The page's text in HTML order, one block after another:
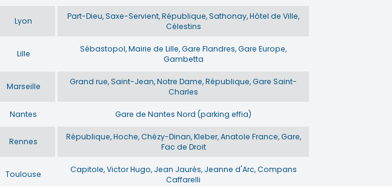
Lyon
Part-Dieu, Saxe-Servient, République, Sathonay, Hôtel de Ville,
Célestins
Lille
Sébastopol, Mairie de Lille, Gare Flandres, Gare Europe,
Gambetta
Marseille
Grand rue, Saint-Jean, Notre Dame, République, Gare Saint-
Charles
Nantes Gare de Nantes Nord (parking effia)
Rennes
République, Hoche, Chézy-Dinan, Kleber, Anatole France, Gare,
Fac de Droit
Toulouse
Capitole, Victor Hugo, Jean Jaurès, Jeanne d'Arc, Compans
Caffarelli